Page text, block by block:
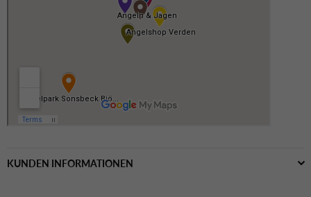
KUNDEN INFORMATIONEN